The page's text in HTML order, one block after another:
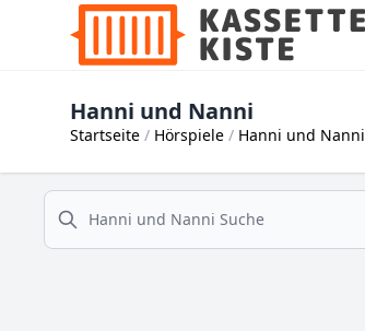
Hanni und Nanni
Startseite Hörspiele Hanni und Nanni
suche